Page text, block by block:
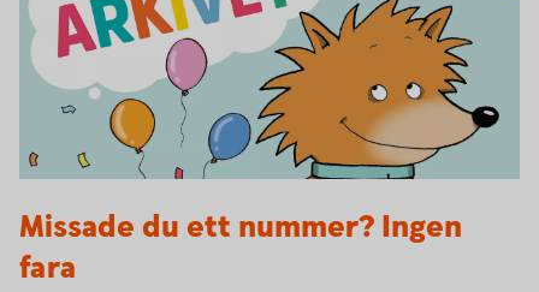
Missade du ett nummer? Ingen
fara